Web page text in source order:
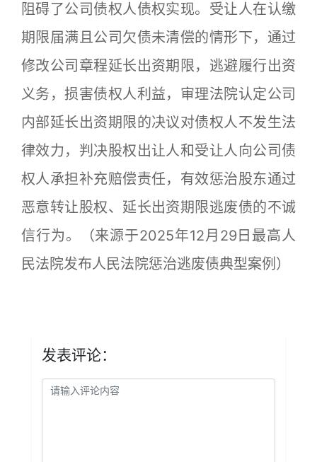
阻碍了公司债权人债权实现。受让人在认缴
期限届满且公司欠债未清偿的情形下，通过
修改公司章程延长出资期限，逃避履行出资
义务，损害债权人利益，审理法院认定公司
内部延长出资期限的决议对债权人不发生法
律效力，判决股权出让人和受让人向公司债
权人承担补充赔偿责任，有效惩治股东通过
恶意转让股权、延长出资期限逃废债的不诚
信行为。（来源于2025年12月29日最高人
民法院发布人民法院惩治逃废债典型案例）
发表评论：